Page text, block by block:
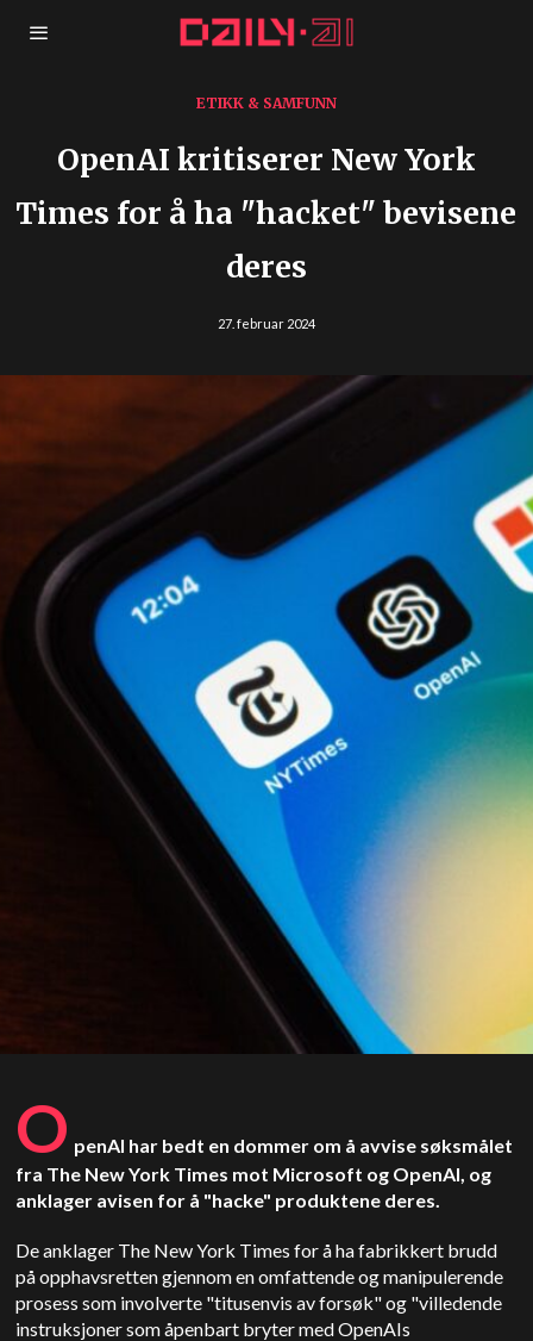
ETIKK & SAMFUNN
OpenAI kritiserer New York
Times for å ha "hacket" bevisene
deres
27. februar 2024
O penAI har bedt en dommer om å avvise søksmålet
fra The New York Times mot Microsoft og OpenAI, og
anklager avisen for å "hacke" produktene deres.
De anklager The New York Times for å ha fabrikkert brudd
på opphavsretten gjennom en omfattende og manipulerende
prosess som involverte "titusenvis av forsøk" og "villedende
instruksjoner som åpenbart bryter med OpenAIs